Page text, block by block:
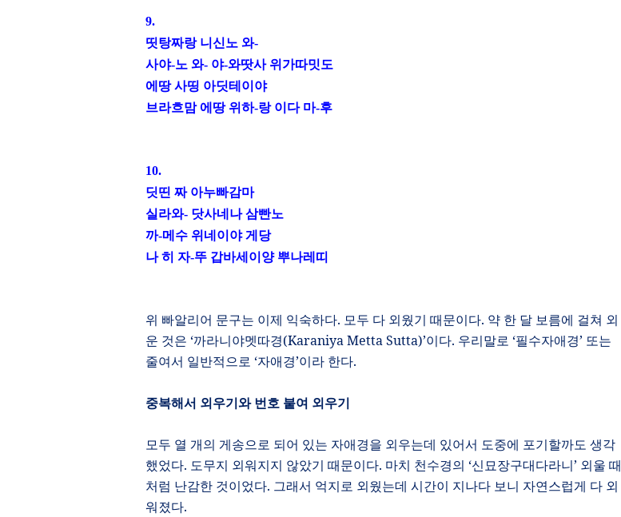
9.
띳탕짜랑 니신노 와-
사야-노 와- 야-와땃사 위가따밋도
에땅 사띵 아딧테이야
브라흐맘 에땅 위하-랑 이다 마-후
10.
딧띤 짜 아누빠감마
실라와- 닷사네나 삼빤노
까-메수 위네이야 게당
나 히 자-뚜 갑바세이양 뿌나레띠
위 빠알리어 문구는 이제 익숙하다. 모두 다 외웠기 때문이다. 약 한 달 보름에 걸쳐 외
운 것은 ‘까라니야멧따경(Karaniya Metta Sutta)’이다. 우리말로 ‘필수자애경’ 또는
줄여서 일반적으로 ‘자애경’이라 한다.
중복해서 외우기와 번호 붙여 외우기
모두 열 개의 게송으로 되어 있는 자애경을 외우는데 있어서 도중에 포기할까도 생각
했었다. 도무지 외워지지 않았기 때문이다. 마치 천수경의 ‘신묘장구대다라니’ 외울 때
처럼 난감한 것이었다. 그래서 억지로 외웠는데 시간이 지나다 보니 자연스럽게 다 외
워졌다.